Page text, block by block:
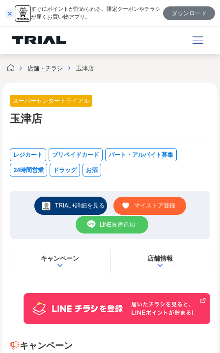
内
すぐにポイントが貯められる。限定クーポンやチラシ
が届くお買い物アプリ。
ダウンロード
店舗・チラシ 玉津店
スーパーセンタートライアル
玉津店
レジカート プリペイドカード パート・アルバイト募集
24時間営業 ドラッグ お酒
TRIAL+詳細を見る マイストア登録
LINE友達追加
キャンペーン 店舗情報
キャンペーン